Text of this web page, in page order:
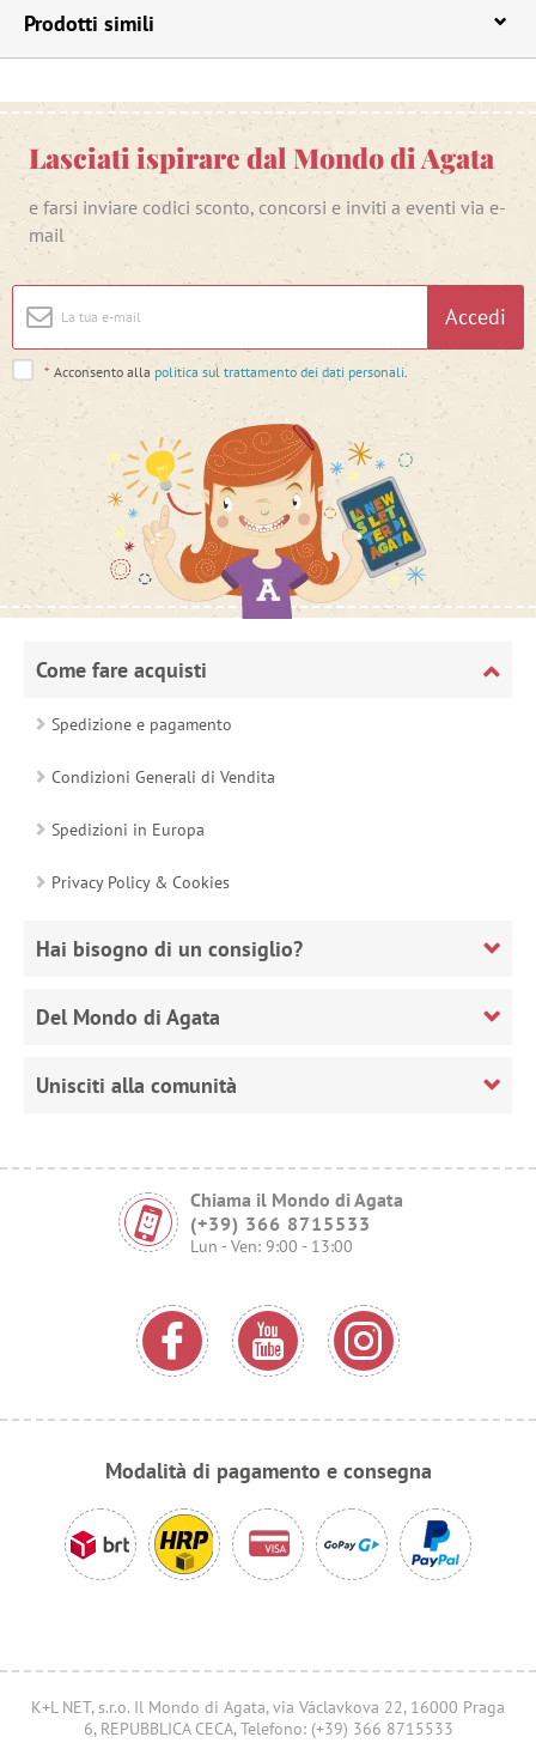
Prodotti simili
Lasciati ispirare dal Mondo di Agata
e farsi inviare codici sconto, concorsi e inviti a eventi via e-
mail
Accedi
* Acconsento alla politica sul trattamento dei dati personali
Come fare acquisti
Spedizione e pagamento
Condizioni Generali di Vendita
Spedizioni in Europa
Privacy Policy & Cookies
Hai bisogno di un consiglio?
Del Mondo di Agata
Unisciti alla comunità
Chiama il Mondo di Agata
(+39) 366 8715533
Lun - Ven: 9:00 - 13:00
Modalità di pagamento e consegna
K+L NET, s.r.o. Il Mondo di Agata, via Václavkova 22, 16000 Praga
6, REPUBBLICA CECA, Telefono: (+39) 366 8715533